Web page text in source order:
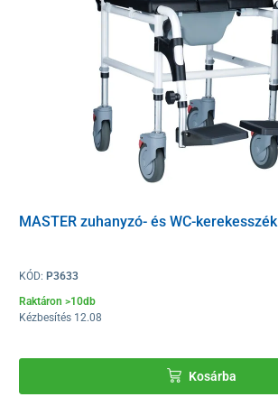
Műszaki adatok
Méretek (HoxSzéxMa)
Cső átmérője
MASTER zuhanyzó- és WC-kerekesszék
KÓD: P3633
Raktáron >10db
Kézbesítés 12.08
Kosárba